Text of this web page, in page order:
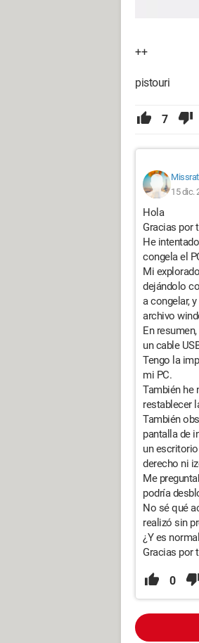
++
pistouri
7
15 dic.
Hola
Gracias por
He
congela el
Mi
dejándolo
a congelar,
archivo
En
un cable
Tengo la
mi PC.
También he
restablecer
También
pantalla de
un
derecho ni
Me
podría
No sé qué
realizó sin
¿Y es
Gracias por
0